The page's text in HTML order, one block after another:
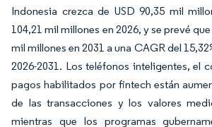
Indonesia crezca de USD 90,35 mil
104,21 mil millones en 2026, y se prevé
mil millones en 2031 a una CAGR del
2026-2031. Los teléfonos inteligentes, el
pagos habilitados por fintech están
de las transacciones y los valores
mientras que los programas